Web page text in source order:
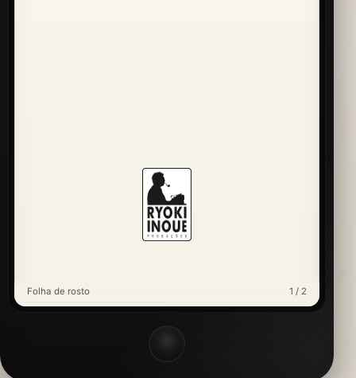
Folha de rosto 1 / 2